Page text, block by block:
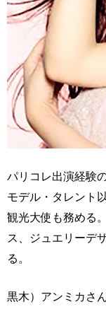
パリコレ出演経験
モデル・タレント
観光大使も務める
ス、ジュエリーデ
る。
黒木）アンミカさ